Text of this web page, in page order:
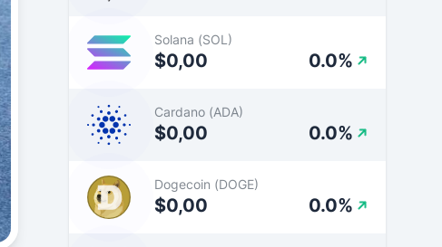
Solana (SOL)
$0,00 0.0%
Cardano (ADA)
$0,00 0.0%
Dogecoin (DOGE)
$0,00 0.0%